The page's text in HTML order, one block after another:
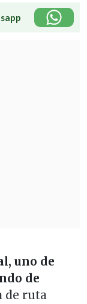
uno de
de
de ruta